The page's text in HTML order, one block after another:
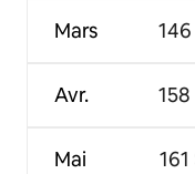
Mars
Avr.
Mai